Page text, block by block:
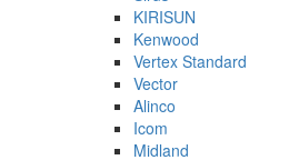
KIRISUN
Kenwood
Vertex Standard
Vector
Alinco
Icom
Midland